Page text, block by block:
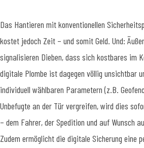
Das Hantieren mit konventionellen
kostet jedoch Zeit – und somit Geld. Und:
signalisieren Dieben, dass sich kostbares im
digitale Plombe ist dagegen völlig unsichtbar
individuell wählbaren Parametern (z.B.
Unbefugte an der Tür vergreifen, wird dies
– dem Fahrer, der Spedition und auf Wunsch
Zudem ermöglicht die digitale Sicherung eine